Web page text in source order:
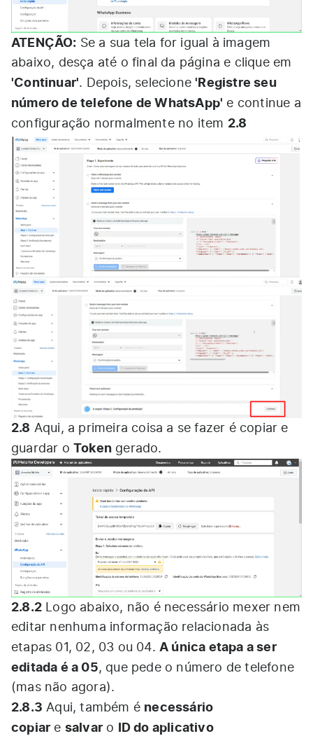
ATENÇÃO: Se a sua tela for igual à imagem
abaixo, desça até o final da página e clique em
'Continuar'. Depois, selecione'Registre seu
número de telefone de WhatsApp' e continue a
configuração normalmente no item 2.8
2.8 Aqui, a primeira coisa a se fazer é copiar e
guardar o Token gerado.
2.8.2 Logo abaixo, não é necessário mexer nem
editar nenhuma informação relacionada às
etapas 01, 02, 03 ou 04. A única etapa a ser
editada é a 05, que pede o número de telefone
(mas não agora).
2.8.3 Aqui, também é necessário
copiar e salvar o ID do aplicativo